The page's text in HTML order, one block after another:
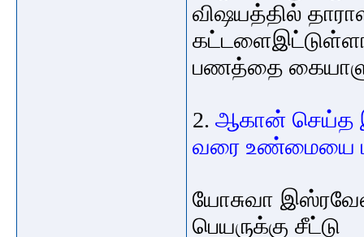
விஷயத்தில்
பணத்தை
2. ஆகான் செய்த
வரை உண்மையை
யோசுவா
பெயருக்கு சீட்டு